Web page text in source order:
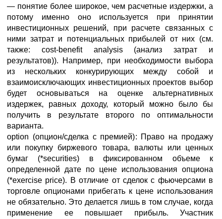
— понятие более широкое, чем расчетные издержки, а
потому именно оно используется при принятии
инвестиционных решений, при расчете связанных с
ними затрат и потенциальных прибылей от них (см.
также: cost-benefit analysis (анализ затрат и
результатов)). Например, при необходимости выбора
из нескольких конкурирующих между собой и
взаимоисключающих инвестиционных проектов выбор
будет основываться на оценке альтернативных
издержек, равных доходу, который можно было бы
получить в результате второго по оптимальности
варианта.
option (опцион/сделка с премией): Право на продажу
или покупку биржевого товара, валюты или ценных
бумаг (*securities) в фиксированном объеме к
определенной дате по цене использования опциона
(*exercise price). В отличие от сделок с фьючерсами в
торговле опционами прибегать к цене использования
не обязательно. Это делается лишь в том случае, когда
применение ее повышает прибыль. Участник